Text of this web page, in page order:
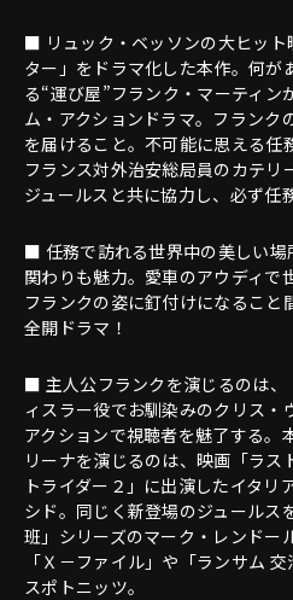
■ リュック・ベッソンの大ヒット
ター」をドラマ化した本作。何が
る“運び屋”フランク・マーティン
ム・アクションドラマ。フランク
を届けること。不可能に思える任
フランス対外治安総局員のカテリ
ジュールスと共に協力し、必ず任
■ 任務で訪れる世界中の美しい場
関わりも魅力。愛車のアウディで
フランクの姿に釘付けになること
全開ドラマ！
■ 主人公フランクを演じるのは、
ィスラー役でお馴染みのクリス・
アクションで視聴者を魅了する。
リーナを演じるのは、映画「ラス
トライダー２」に出演したイタリ
シド。同じく新登場のジュールス
班」シリーズのマーク・レンドー
「Ｘ－ファイル」や「ランサム
スポトニッツ。